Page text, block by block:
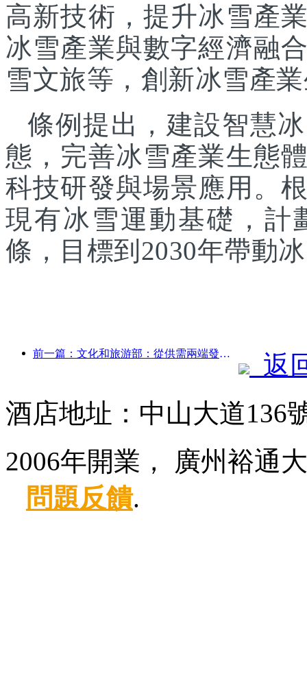
高新技術，提升冰雪產
冰雪產業與數字經濟融
雪文旅等，創新冰雪產
條例提出，建設智慧
態，完善冰雪產業生態
科技研發與場景應用。
現有冰雪運動基礎，計
條，目標到2030年帶動
前一篇：文化和旅游部：從供需兩端發力，引導文旅消費活動出行
返
酒店地址：中山大道136
2006年開業， 廣州裕通
問題反饋.